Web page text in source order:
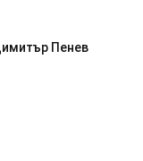
Пенев